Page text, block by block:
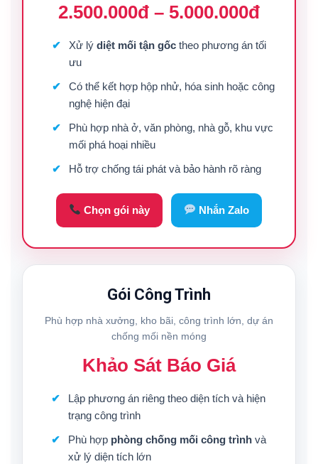
2.500.000đ – 5.000.000đ
Xử lý diệt mối tận gốctheo phương án tối
ưu
Có thể kết hợp hộp nhử, hóa sinh hoặc công
nghệ hiện đại
Phù hợp nhà ở, văn phòng, nhà gỗ, khu vực
mối phá hoại nhiều
Hỗ trợ chống tái phát và bảo hành rõ ràng
Chọn gói này Nhắn Zalo
Gói Công Trình
Phù hợp nhà xưởng, kho bãi, công trình lớn, dự án
chống mối nền móng
Khảo Sát Báo Giá
Lập phương án riêng theo diện tích và hiện
trạng công trình
Phù hợp phòng chống mối công trìnhvà
xử lý diện tích lớn